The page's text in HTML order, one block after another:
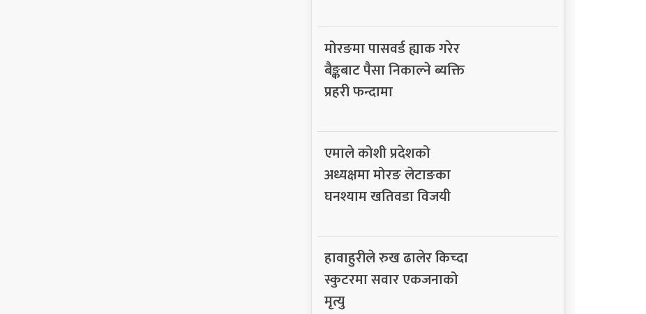
मोरङमा पासवर्ड ह्याक गरेर
बैङ्कबाट पैसा निकाल्ने ब्यक्ति
प्रहरी फन्दामा
एमाले कोशी प्रदेशको
अध्यक्षमा मोरङ लेटाङका
घनश्याम खतिवडा विजयी
हावाहुरीले रुख ढालेर किच्दा
स्कुटरमा सवार एकजनाको
मृत्यु